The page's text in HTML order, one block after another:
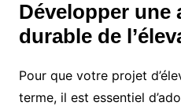
Développer une
durable de
Pour que votre projet
terme, il est essentiel